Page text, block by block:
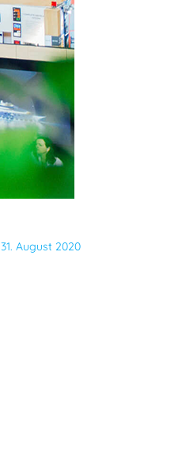
31. August 2020